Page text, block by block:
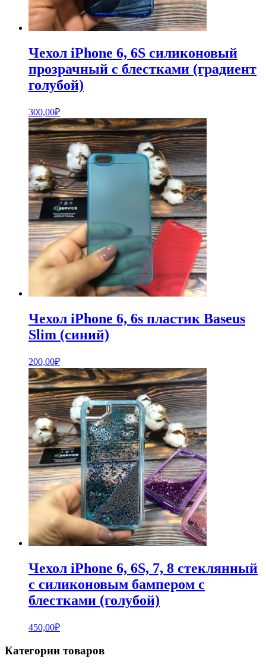
Чехол iPhone 6, 6S силиконовый
прозрачный с блестками (градиент
голубой)
300,00₽
Чехол iPhone 6, 6s пластик Baseus
Slim (синий)
200,00₽
Чехол iPhone 6, 6S, 7, 8 стеклянный
с силиконовым бампером с
блестками (голубой)
450,00₽
Категории товаров